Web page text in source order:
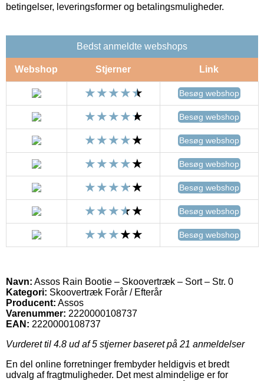
betingelser, leveringsformer og betalingsmuligheder.
Bedst anmeldte webshops
Webshop Stjerner Link
Besøg webshop
Besøg webshop
Besøg webshop
Besøg webshop
Besøg webshop
Besøg webshop
Besøg webshop
Navn: Assos Rain Bootie – Skoovertræk – Sort – Str. 0
Kategori: Skoovertræk Forår / Efterår
Producent: Assos
Varenummer: 2220000108737
EAN: 2220000108737
Vurderet til 4.8 ud af 5 stjerner baseret på 21 anmeldelser
En del online forretninger frembyder heldigvis et bredt
udvalg af fragtmuligheder. Det mest almindelige er for